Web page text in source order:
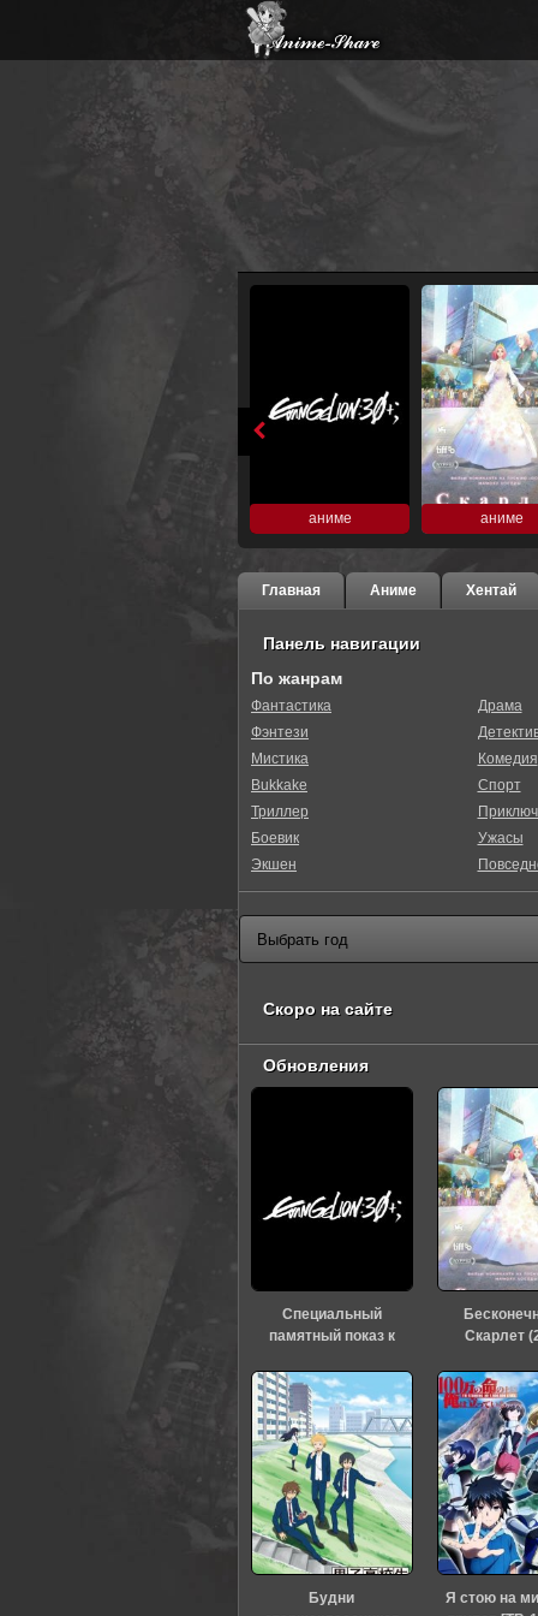
аниме аниме
Главная Аниме Хентай
Панель навигации
По жанрам
Фантастика
Фэнтези
Мистика
Bukkake
Триллер
Боевик
Экшен
Драма
Комедия
Спорт
Ужасы
Скоро на сайте
Обновления
Специальный
памятный показ к
«Евангелиона» (2026)
Скарлет
Будни
Я стою на